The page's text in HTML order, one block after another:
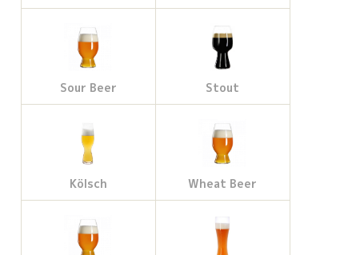
Sour Beer Stout
Kölsch Wheat Beer